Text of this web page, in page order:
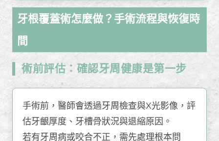
牙根覆蓋術怎麼做？手術流程與恢復時
間
術前評估：確認牙周健康是第一步
手術前，醫師會透過牙周檢查與X光影像，評
估牙齦厚度、牙槽骨狀況與退縮原因。
若有牙周病或咬合不正，需先處理根本問